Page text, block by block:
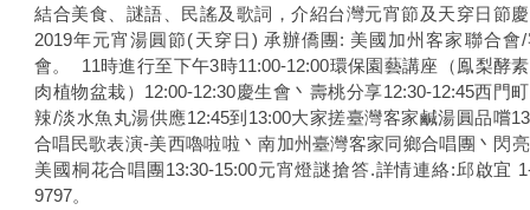
結合美食、謎語、民謠及歌詞，介紹台灣元宵節及天穿日節
2019年元宵湯圓節(天穿日) 承辦僑團: 美國加州客家聯合會
會。 11時進行至下午3時11:00-12:00環保園藝講座（鳯梨酵
肉植物盆栽）12:00-12:30慶生會丶壽桃分享12:30-12:45西門
辣/淡水魚丸湯供應12:45到13:00大家搓臺灣客家鹹湯圓品嚐
合唱民歌表演-美西嚕啦啦丶南加州臺灣客家同鄉合唱團丶閃
美國桐花合唱團13:30-15:00元宵燈謎搶答.詳情連絡:邱啟宜
9797。